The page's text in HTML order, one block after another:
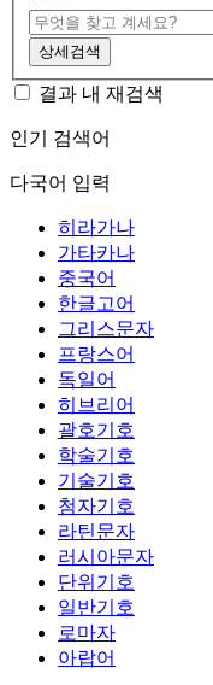
상세검색
결과 내 재검색
인기 검색어
다국어 입력
히라가나
가타카나
중국어
한글고어
그리스문자
프랑스어
독일어
히브리어
괄호기호
학술기호
기술기호
첨자기호
라틴문자
러시아문자
단위기호
일반기호
로마자
아랍어